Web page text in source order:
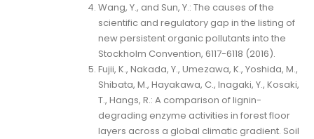
Wang, Y., and Sun, Y.: The causes of the
scientific and regulatory gap in the listing of
new persistent organic pollutants into the
Stockholm Convention, 6117-6118 (2016).
Fujii, K., Nakada, Y., Umezawa, K., Yoshida, M.,
Shibata, M., Hayakawa, C., Inagaki, Y., Kosaki,
T., Hangs, R.: A comparison of lignin-
degrading enzyme activities in forest floor
layers across a global climatic gradient. Soil